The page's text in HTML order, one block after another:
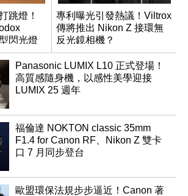
跳燈！
閃光燈
專利曝光引發熱議！Viltrox
傳將推出 Nikon Z 接環無
反光鏡相機？
Panasonic LUMIX L10 正式登場！
高質感隨身機，以感性美學迎接
LUMIX 25 週年
福倫達 NOKTON classic 35mm
F1.4 for Canon RF、Nikon Z 雙卡
口 7 月同步登台
歐盟環保法規步步逼近！Canon 著